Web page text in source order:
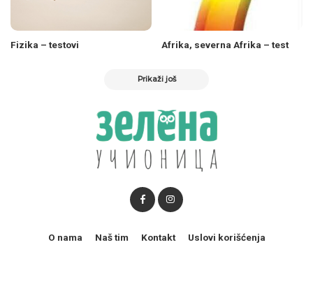
Fizika – testovi Afrika, severna Afrika – test
Prikaži još
O nama Naš tim Kontakt Uslovi korišćenja